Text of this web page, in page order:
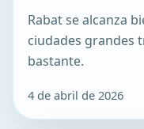
Rabat se alcanza
ciudades grandes
bastante.
4 de abril de 2026